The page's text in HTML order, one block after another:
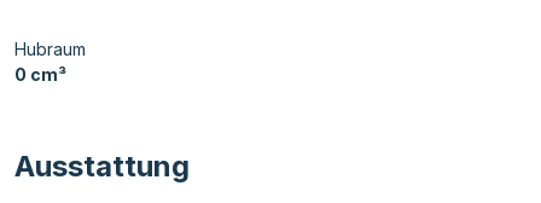
Hubraum
0 cm³
Ausstattung